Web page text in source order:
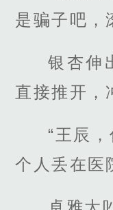
是骗子吧，
银杏伸
直接推开，
“王辰
个人丢在医